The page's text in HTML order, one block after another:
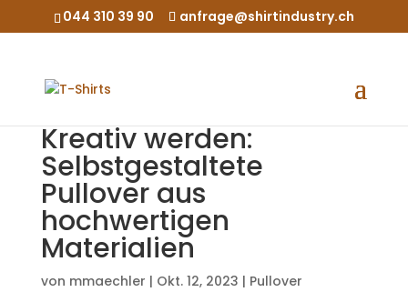
044 310 39 90 anfrage@shirtindustry.ch
Kreativ werden:
Selbstgestaltete
Pullover aus
hochwertigen
Materialien
von mmaechler | Okt. 12, 2023 | Pullover